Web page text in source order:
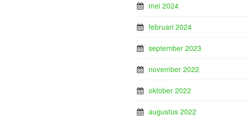
mei 2024
februari 2024
september 2023
november 2022
oktober 2022
augustus 2022